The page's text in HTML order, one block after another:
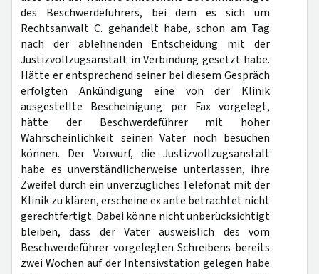
des Beschwerdeführers, bei dem es sich um
Rechtsanwalt C. gehandelt habe, schon am Tag
nach der ablehnenden Entscheidung mit der
Justizvollzugsanstalt in Verbindung gesetzt habe.
Hätte er entsprechend seiner bei diesem Gespräch
erfolgten Ankündigung eine von der Klinik
ausgestellte Bescheinigung per Fax vorgelegt,
hätte der Beschwerdeführer mit hoher
Wahrscheinlichkeit seinen Vater noch besuchen
können. Der Vorwurf, die Justizvollzugsanstalt
habe es unverständlicherweise unterlassen, ihre
Zweifel durch ein unverzügliches Telefonat mit der
Klinik zu klären, erscheine ex ante betrachtet nicht
gerechtfertigt. Dabei könne nicht unberücksichtigt
bleiben, dass der Vater ausweislich des vom
Beschwerdeführer vorgelegten Schreibens bereits
zwei Wochen auf der Intensivstation gelegen habe